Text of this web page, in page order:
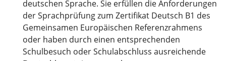
deutschen Sprache. Sie erfüllen die Anforderungen
der Sprachprüfung zum Zertifikat Deutsch B1 des
Gemeinsamen Europäischen Referenzrahmens
oder haben durch einen entsprechenden
Schulbesuch oder Schulabschluss ausreichende